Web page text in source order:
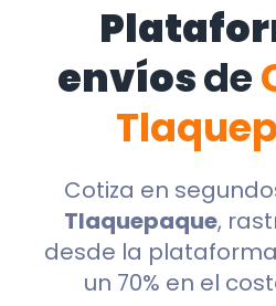
envíosde
Cotiza en
Tlaquepaque,
desde la
un 70% en el